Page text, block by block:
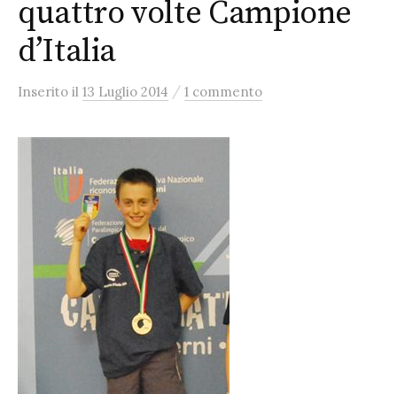
quattro volte Campione
d’Italia
Inserito il 13 Luglio 2014 / 1 commento